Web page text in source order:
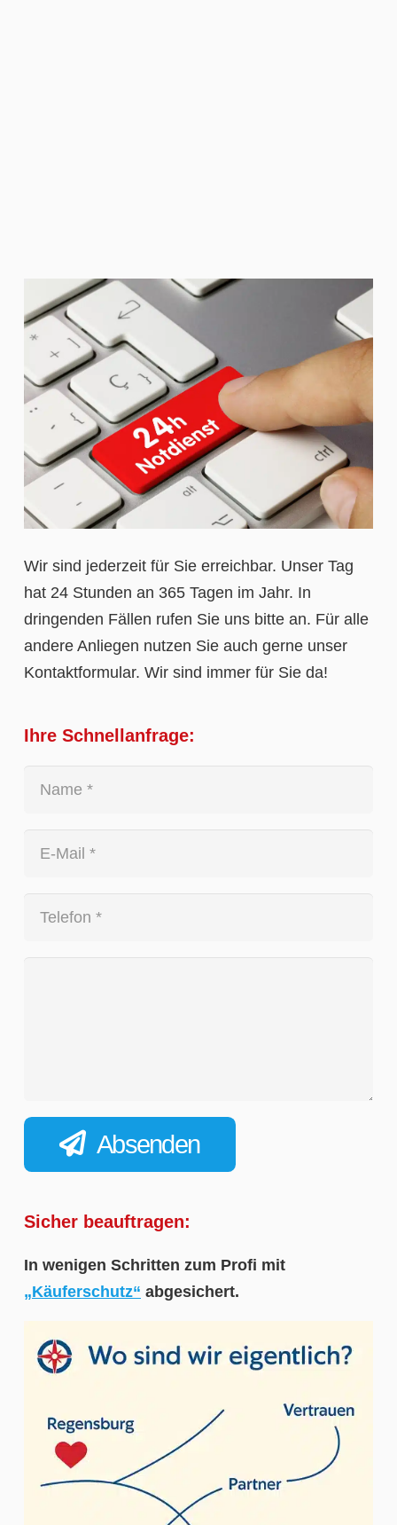
Wir sind jederzeit für Sie erreichbar. Unser Tag
hat 24 Stunden an 365 Tagen im Jahr. In
dringenden Fällen rufen Sie uns bitte an. Für alle
andere Anliegen nutzen Sie auch gerne unser
Kontaktformular. Wir sind immer für Sie da!
Ihre Schnellanfrage:
Absenden
Sicher beauftragen:
In wenigen Schritten zum Profi mit
„Käuferschutz“ abgesichert.